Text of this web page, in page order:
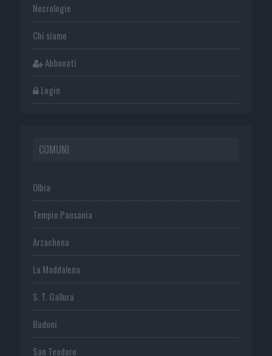
Necrologie
Chi siamo
Abbonati
Login
COMUNI
Olbia
Tempio Pausania
Arzachena
La Maddalena
S. T. Gallura
Budoni
San Teodoro